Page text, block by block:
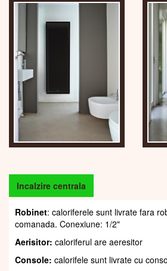
Incalzire centrala
Robinet: caloriferele sunt livrate fara
comanada. Conexiune: 1/2"
Aerisitor: caloriferul are aeresitor
Console: calorifele sunt livrate cu